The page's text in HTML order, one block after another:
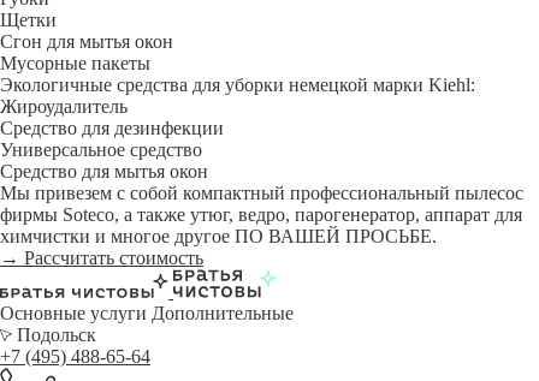
Щетки
Сгон для мытья окон
Мусорные пакеты
Экологичные средства для уборки немецкой марки Kiehl:
Жироудалитель
Средство для дезинфекции
Универсальное средство
Средство для мытья окон
Мы привезем с собой компактный профессиональный пылесос
фирмы Soteco, а также утюг, ведро, парогенератор, аппарат для
химчистки и многое другое ПО ВАШЕЙ ПРОСЬБЕ.
→ Рассчитать стоимость
Основные услуги Дополнительные
Подольск
+7 (495) 488-65-64